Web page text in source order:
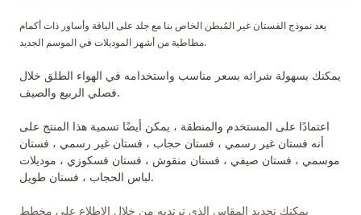
يعد نموذج الفستان غير المُبطن الخاص بنا مع جلد على الياقة وأساور ذات أكمام
مطاطية من أشهر الموديلات في الموسم الجديد.
يمكنك بسهولة شرائه بسعر مناسب واستخدامه في الهواء الطلق خلال
فصلي الربيع والصيف.
اعتمادًا على المستخدم والمنطقة ، يمكن أيضًا تسمية هذا المنتج على
أنه فستان غير رسمي ، فستان حجاب ، فستان غير رسمي ، فستان
موسمي ، فستان صيفي ، فستان منقوش ، فستان فسكوزي ، موديلات
لباس الحجاب ، فستان طويل.
يمكنك تحديد المقاس الذي ترتديه من خلال الاطلاع على مخطط